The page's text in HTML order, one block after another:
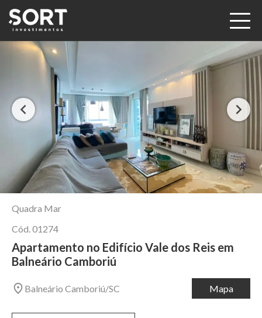
Quadra Mar
Cód.01274
Apartamento no Edifício Vale dos Reis em
Balneário Camboriú
Balneário Camboriú/SC Mapa